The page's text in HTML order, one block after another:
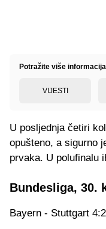
Potražite više
VIJESTI
U posljednja četiri
opušteno, a sigurno
prvaka. U polufinalu
Bundesliga, 30.
Bayern - Stuttgart 4:2